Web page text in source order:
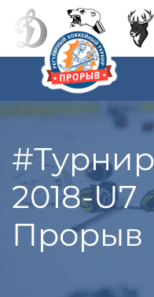
2018-U7
Прорыв